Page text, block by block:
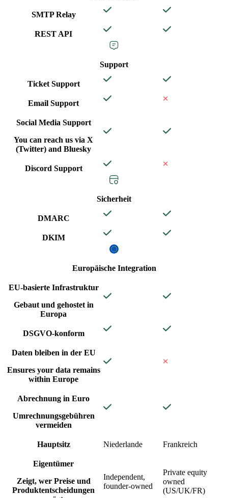
SMTP Relay
REST API
Support
Ticket Support
Email Support
Social Media Support
You can reach us via X
(Twitter) and Bluesky
Discord Support
Sicherheit
DMARC
DKIM
Europäische Integration
EU-basierte Infrastruktur
Gebaut und gehostet in
Europa
DSGVO-konform
Daten bleiben in der EU
Ensures your data remains
within Europe
Abrechnung in Euro
Umrechnungsgebühren
vermeiden
Hauptsitz Niederlande Frankreich
Eigentümer
Zeigt, wer Preise und
Produktentscheidungen
Independent,
founder-owned
Private equity
owned
(US/UK/FR)